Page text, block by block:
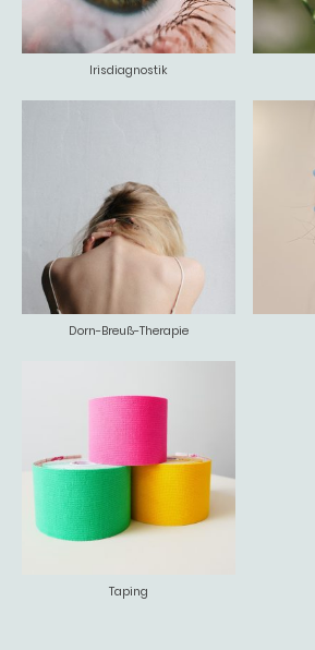
Irisdiagnostik
Dorn-Breuß-Therapie
Taping